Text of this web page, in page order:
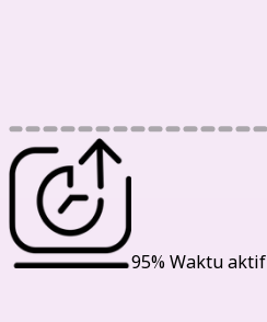
95% Waktu aktif